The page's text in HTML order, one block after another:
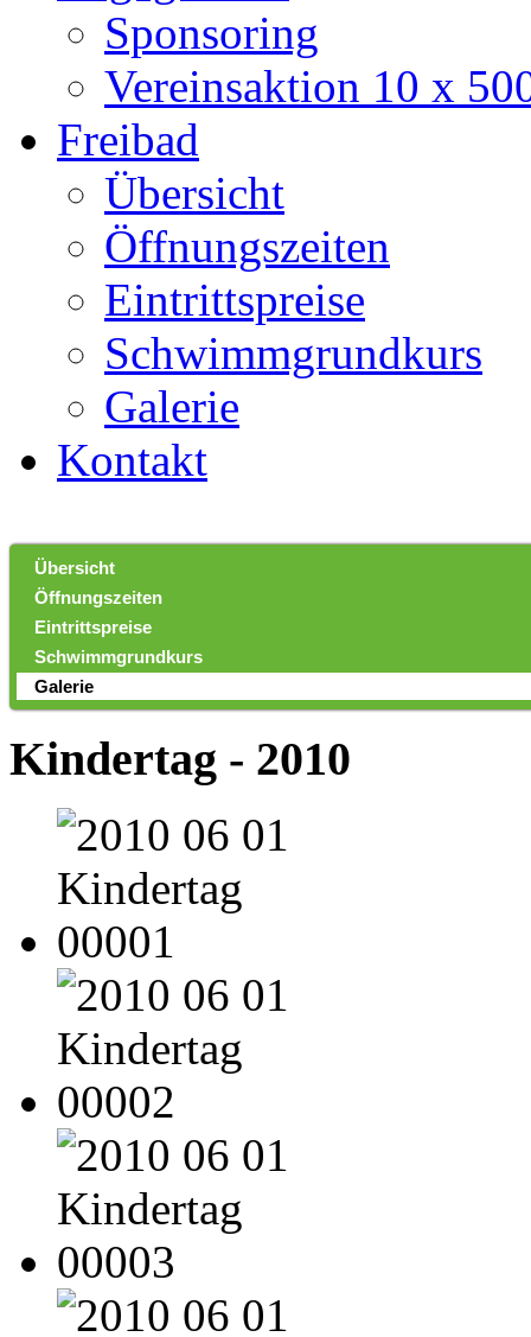
Sponsoring
Vereinsaktion 10 x
Freibad
Übersicht
Öffnungszeiten
Eintrittspreise
Schwimmgrundkurs
Galerie
Kontakt
Übersicht
Öffnungszeiten
Eintrittspreise
Schwimmgrundkurs
Galerie
Kindertag - 2010